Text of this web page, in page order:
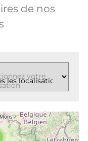
de nos
votre